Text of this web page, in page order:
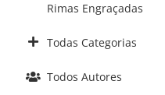
Rimas Engraçadas
Todas Categorias
Todos Autores